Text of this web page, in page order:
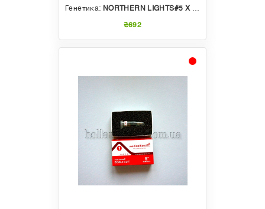
Генетика: NORTHERN LIGHTS#5 X HAZE X SKUNK
₴692